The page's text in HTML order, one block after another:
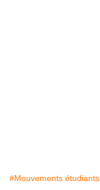
#Mouvements étudiants